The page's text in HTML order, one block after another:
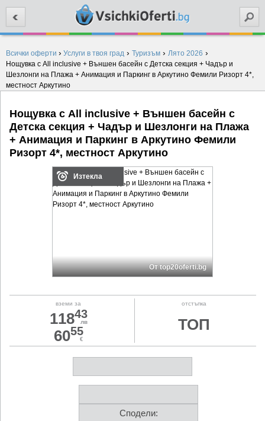
Всички оферти › Услуги в твоя град › Туризъм › Лято 2026 ›
Нощувка с All inclusive + Външен басейн с Детска секция + Чадър и
Шезлонги на Плажа + Анимация и Паркинг в Аркутино Фемили Ризорт 4*,
местност Аркутино
Нощувка с All inclusive + Външен басейн с
Детска секция + Чадър и Шезлонги на Плажа
+ Анимация и Паркинг в Аркутино Фемили
Ризорт 4*, местност Аркутино
Изтекла
От top20oferti.bg
вземи за
11843
лв
6055
€
отстъпка
ТОП
Сподели: